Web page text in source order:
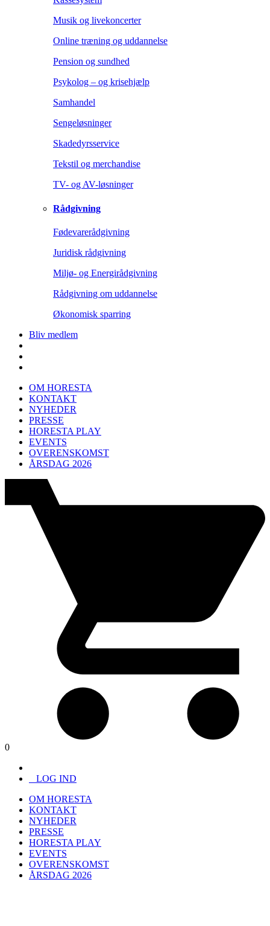
Musik og livekoncerter
Online træning og uddannelse
Pension og sundhed
Psykolog – og krisehjælp
Samhandel
Sengeløsninger
Skadedyrsservice
Tekstil og merchandise
TV- og AV-løsninger
Rådgivning
Fødevarerådgivning
Juridisk rådgivning
Miljø- og Energirådgivning
Rådgivning om uddannelse
Økonomisk sparring
Bliv medlem
OM HORESTA
KONTAKT
NYHEDER
PRESSE
HORESTA PLAY
EVENTS
OVERENSKOMST
ÅRSDAG 2026
0
LOG IND
OM HORESTA
KONTAKT
NYHEDER
PRESSE
HORESTA PLAY
EVENTS
OVERENSKOMST
ÅRSDAG 2026